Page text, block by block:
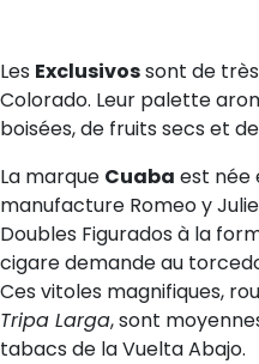
Les Exclusivossont de
Colorado. Leur palette
boisées, de fruits secs et
La marque Cuaba est née
manufacture Romeo y
Doubles Figurados à la
cigare demande au
Ces vitoles magnifiques,
Tripa Larga, sont
tabacs de la Vuelta Abajo.